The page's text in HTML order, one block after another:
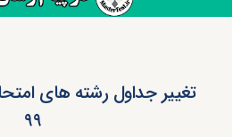
تغییر جداول رشته های
۹۹